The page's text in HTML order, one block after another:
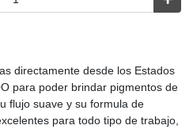
directamente desde los Estados
para poder brindar pigmentos de
flujo suave y su formula de
para todo tipo de trabajo,